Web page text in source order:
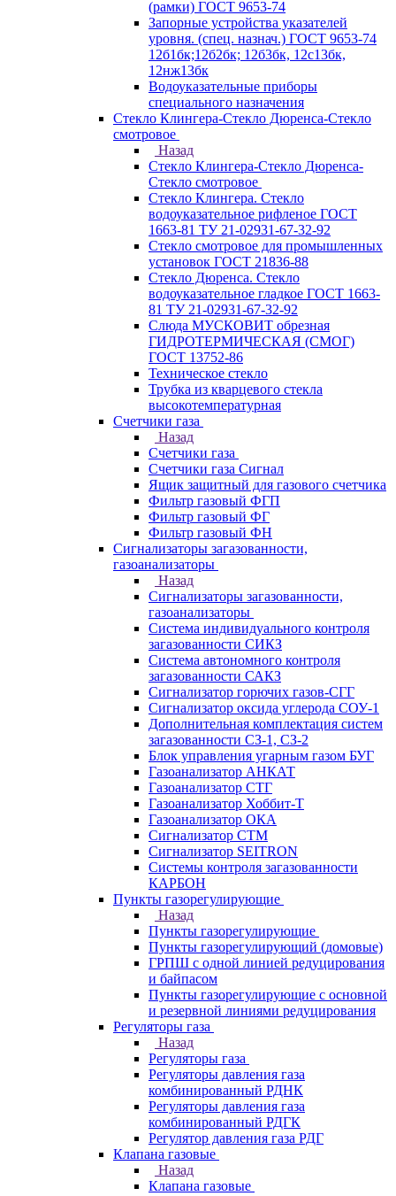
(рамки) ГОСТ 9653-74
Запорные устройства указателей
уровня. (спец. назнач.) ГОСТ 9653-74
12б1бк;12б2бк; 12б3бк, 12с13бк,
12нж13бк
Водоуказательные приборы
специального назначения
Стекло Клингера-Стекло Дюренса-Стекло
смотровое
Назад
Стекло Клингера-Стекло Дюренса-
Стекло смотровое
Стекло Клингера. Стекло
водоуказательное рифленое ГОСТ
1663-81 ТУ 21-02931-67-32-92
Стекло смотровое для промышленных
установок ГОСТ 21836-88
Стекло Дюренса. Стекло
водоуказательное гладкое ГОСТ 1663-
81 ТУ 21-02931-67-32-92
Слюда МУСКОВИТ обрезная
ГИДРОТЕРМИЧЕСКАЯ (СМОГ)
ГОСТ 13752-86
Техническое стекло
Трубка из кварцевого стекла
высокотемпературная
Счетчики газа
Назад
Счетчики газа
Счетчики газа Сигнал
Ящик защитный для газового счетчика
Фильтр газовый ФГП
Фильтр газовый ФГ
Фильтр газовый ФН
Сигнализаторы загазованности,
газоанализаторы
Назад
Сигнализаторы загазованности,
газоанализаторы
Система индивидуального контроля
загазованности СИКЗ
Система автономного контроля
загазованности САКЗ
Сигнализатор горючих газов-СГГ
Сигнализатор оксида углерода СОУ-1
Дополнительная комплектация систем
загазованности СЗ-1, СЗ-2
Блок управления угарным газом БУГ
Газоанализатор АНКАТ
Газоанализатор СТГ
Газоанализатор Хоббит-Т
Газоанализатор ОКА
Сигнализатор СТМ
Сигнализатор SEITRON
Системы контроля загазованности
КАРБОН
Пункты газорегулирующие
Назад
Пункты газорегулирующие
Пункты газорегулирующий (домовые)
ГРПШ с одной линией редуцирования
и байпасом
Пункты газорегулирующие с основной
и резервной линиями редуцирования
Регуляторы газа
Назад
Регуляторы газа
Регуляторы давления газа
комбинированный РДНК
Регуляторы давления газа
комбинированный РДГК
Регулятор давления газа РДГ
Клапана газовые
Назад
Клапана газовые